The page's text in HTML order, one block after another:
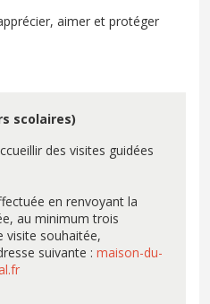
aimer et protéger
scolaires)
des visites guidées
en renvoyant la
au minimum trois
visite souhaitée,
suivante : maison-du-